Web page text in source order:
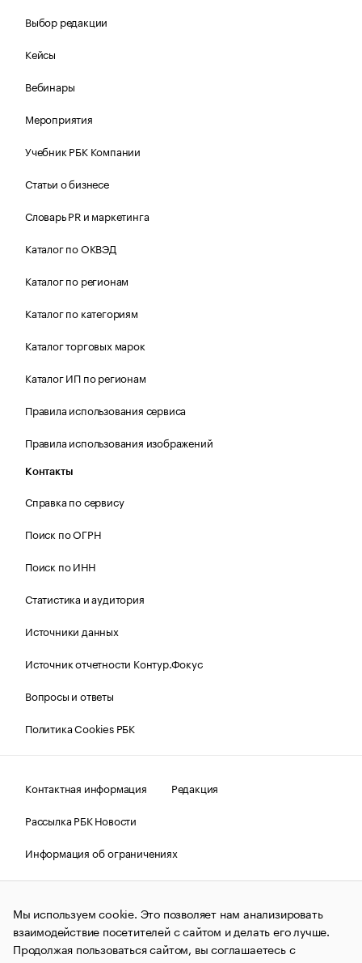
Выбор редакции
Кейсы
Вебинары
Мероприятия
Учебник РБК Компании
Статьи о бизнесе
Словарь PR и маркетинга
Каталог по ОКВЭД
Каталог по регионам
Каталог по категориям
Каталог торговых марок
Каталог ИП по регионам
Правила использования сервиса
Правила использования изображений
Контакты
Справка по сервису
Поиск по ОГРН
Поиск по ИНН
Статистика и аудитория
Источники данных
Источник отчетности Контур.Фокус
Вопросы и ответы
Политика Cookies РБК
Контактная информация
Редакция
Рассылка РБК Новости
Информация об ограничениях
Правовая информация
О соблюдении авторских прав
© АО «РОСБИЗНЕСКОНСАЛТИНГ»,1995–2026.Сообщения
и материалы информационного агентства «РБК»
(зарегистрировано Федеральной службой по надзору в сфере
связи, информационных технологий и массовых
Мы используем cookie. Это позволяет нам анализировать
взаимодействие посетителей с сайтом и делать его лучше.
Продолжая пользоваться сайтом, вы соглашаетесь с